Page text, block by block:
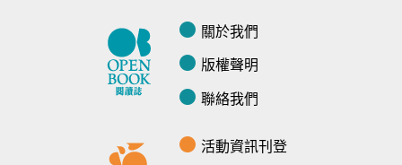
關於我們
版權聲明
聯絡我們
活動資訊刊登